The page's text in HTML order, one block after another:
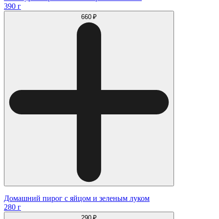
390 г
660 ₽
Домашний пирог с яйцом и зеленым луком
280 г